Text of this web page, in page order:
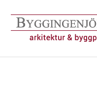
innehåll